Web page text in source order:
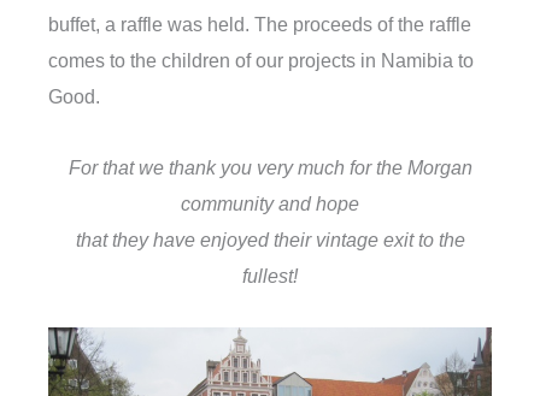
buffet, a raffle was held. The proceeds of the raffle
comes to the children of our projects in Namibia to
Good.
For that we thank you very much for the Morgan
community and hope
that they have enjoyed their vintage exit to the
fullest!